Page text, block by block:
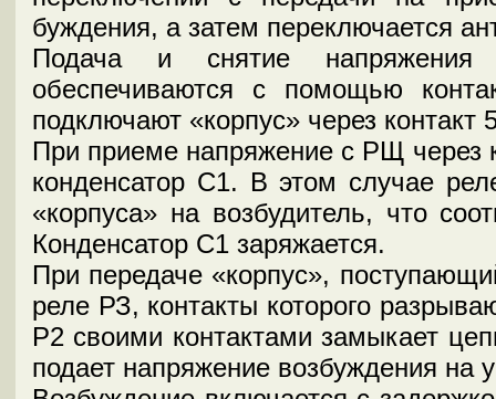
буждения, а затем переключается
Подача и снятие напряжения
обеспечиваются с помощью
подключают «корпус» через контакт
При приеме напряжение с РЩ через
конденсатор С1. В этом случае
«корпуса» на возбудитель, что
Конденсатор С1 заряжается.
При передаче «корпус»,
реле РЗ, контакты которого
Р2 своими контактами замыкает
подает напряжение возбуждения на